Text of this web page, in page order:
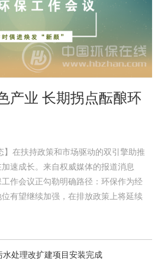
产业 长期拐点酝酿环
】在扶持政策和市场驱动的双引擎助推
速成长。来自权威媒体的报道消息
作会议正勾勒明确路径：环保作为经
有望继续加强，在排放政策上将延续